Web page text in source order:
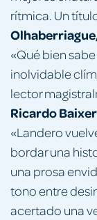
rítmica. Un
«Qué bien
inolvidable
lector
Ricardo
«Landero
bordar una
una prosa
tono entre
acertado una